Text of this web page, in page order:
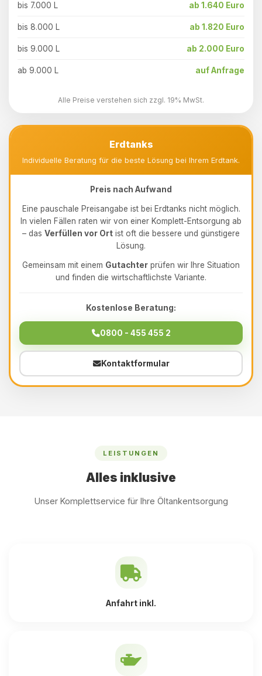
bis 7.000 L ab 1.640 Euro
bis 8.000 L ab 1.820 Euro
bis 9.000 L ab 2.000 Euro
ab 9.000 L auf Anfrage
Alle Preise verstehen sich zzgl. 19% MwSt.
Erdtanks
Individuelle Beratung für die beste Lösung bei Ihrem Erdtank.
Preis nach Aufwand
Eine pauschale Preisangabe ist bei Erdtanks nicht möglich.
In vielen Fällen raten wir von einer Komplett-Entsorgung ab
– das Verfüllen vor Ort ist oft die bessere und günstigere
Lösung.
Gemeinsam mit einem Gutachter prüfen wir Ihre Situation
und finden die wirtschaftlichste Variante.
Kostenlose Beratung:
0800 - 455 455 2
Kontaktformular
LEISTUNGEN
Alles inklusive
Unser Komplettservice für Ihre Öltankentsorgung
Anfahrt inkl.